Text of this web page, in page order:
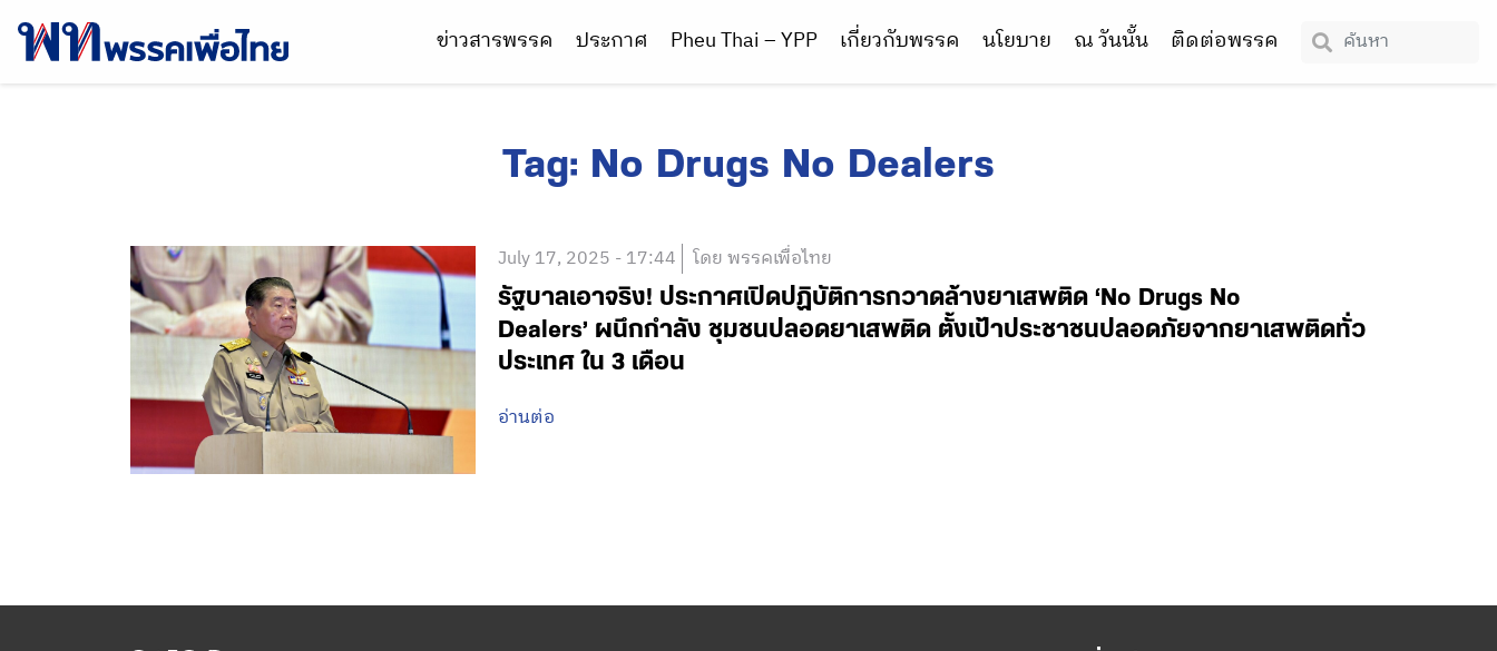
ข่าวสารพรรค ประกาศ Pheu Thai – YPP เกี่ยวกับพรรค นโยบาย ณ วันนั้น ติดต่อพรรค
Tag: No Drugs No Dealers
July 17, 2025 - 17:44 โดย พรรคเพื่อไทย
รัฐบาลเอาจริง! ประกาศเปิดปฏิบัติการกวาดล้างยาเสพติด ‘No Drugs No
Dealers’ ผนึกกำลัง ชุมชนปลอดยาเสพติด ตั้งเป้าประชาชนปลอดภัยจากยาเสพติดทั่ว
ประเทศ ใน 3 เดือน
อ่านต่อ